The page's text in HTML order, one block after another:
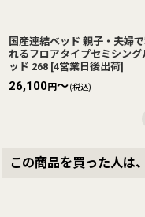
国産連結ベッド 親子・夫婦
れるフロアタイプセミシング
ッド 268 [4営業日後出荷]
26,100円～(税込)
この商品を買った人は